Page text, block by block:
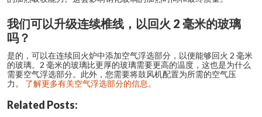
我们可以升级连续椎线，以回火 2 毫米的玻璃
吗？
是的，可以在连续回火炉中添加空气浮选部分，以便能够回火 2 毫米
的玻璃。2 毫米的玻璃比更厚的玻璃需要更高的温度，这也是为什么
需要空气浮选部分。此外，您需要将鼓风机配置为所需的空气压
力。 了解更多有关空气浮选部分的信息。
Related Posts: